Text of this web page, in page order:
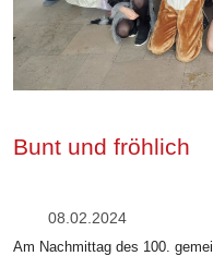
Bunt und fröhlich
08.02.2024
Am Nachmittag des 100.